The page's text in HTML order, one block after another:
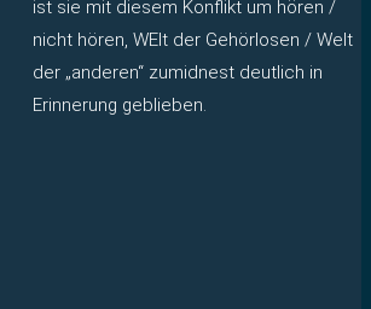
ist sie mit diesem Konflikt um hören /
nicht hören, WElt der Gehörlosen / Welt
der „anderen“ zumidnest deutlich in
Erinnerung geblieben.